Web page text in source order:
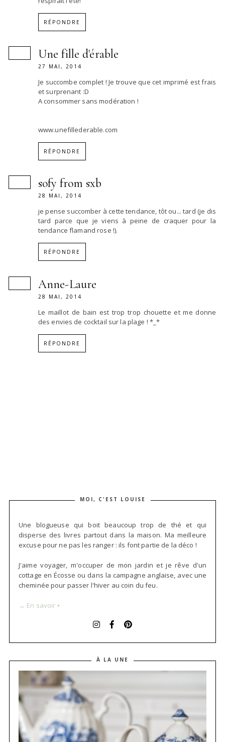
RÉPONDRE
Une fille d'érable
27 MAI, 2014
Je succombe complet ! Je trouve que cet imprimé est frais
et surprenant :D
A consommer sans modération !
www.unefillederable.com
RÉPONDRE
sofy from sxb
28 MAI, 2014
je pense succomber à cette tendance, tôt ou... tard (je dis
tard parce que je viens à peine de craquer pour la
tendance flamand rose !).
RÉPONDRE
Anne-Laure
28 MAI, 2014
Le maillot de bain est trop trop chouette et me donne
des envies de cocktail sur la plage ! *_*
RÉPONDRE
MOI, C'EST LOUISE
Une blogueuse qui boit beaucoup trop de thé et qui
disperse des livres partout dans la maison. Ma meilleure
excuse pour ne pas les ranger : ils font partie de la déco !
J'aime voyager, m'occuper de mon jardin et je rêve d'un
cottage en Écosse ou dans la campagne anglaise, avec une
cheminée pour passer l'hiver au coin du feu.
→ En savoir +
À LA UNE